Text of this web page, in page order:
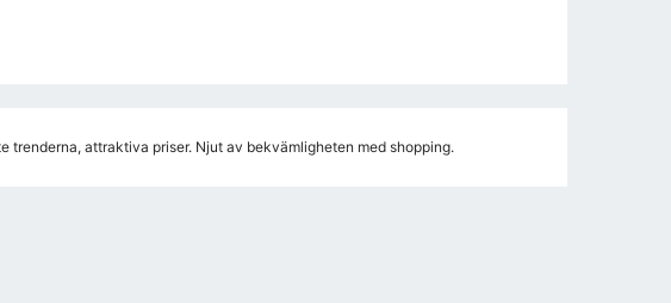
trenderna, attraktiva priser. Njut av bekvämligheten med shopping.